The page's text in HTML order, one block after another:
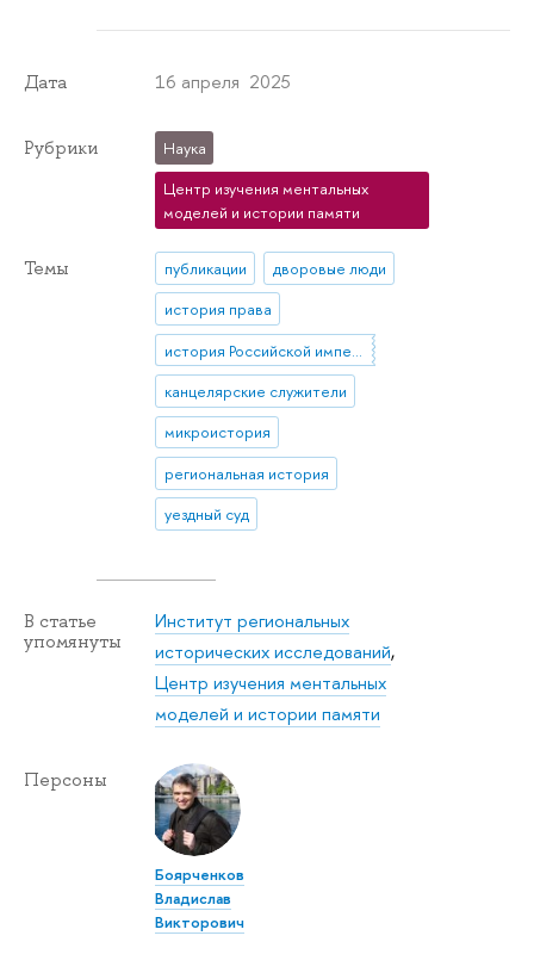
Дата 16 апреля 2025
Рубрики
Наука
Центр изучения ментальных
моделей и истории памяти
Темы публикации
дворовые люди
история права
канцелярские служители
микроистория
региональная история
уездный суд
В статье
упомянуты
Институт региональных
исторических исследований,
Центр изучения ментальных
моделей и истории памяти
Персоны
Боярченков
Владислав
Викторович